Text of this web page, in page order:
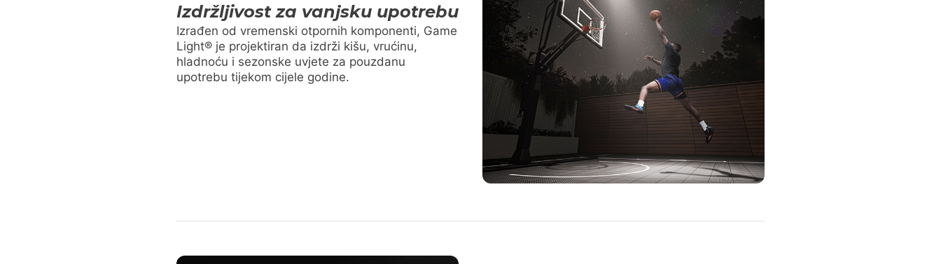
Izdržljivost za vanjsku upotrebu
Izrađen od vremenski otpornih komponenti, Game
Light® je projektiran da izdrži kišu, vrućinu,
hladnoću i sezonske uvjete za pouzdanu
upotrebu tijekom cijele godine.